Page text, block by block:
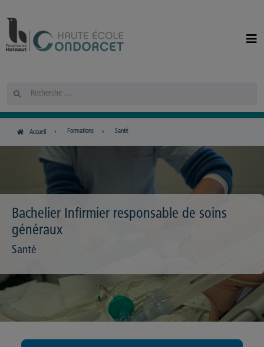
Rechercher
Accueil Formations Santé
Bachelier Infirmier responsable de soins
généraux
Santé